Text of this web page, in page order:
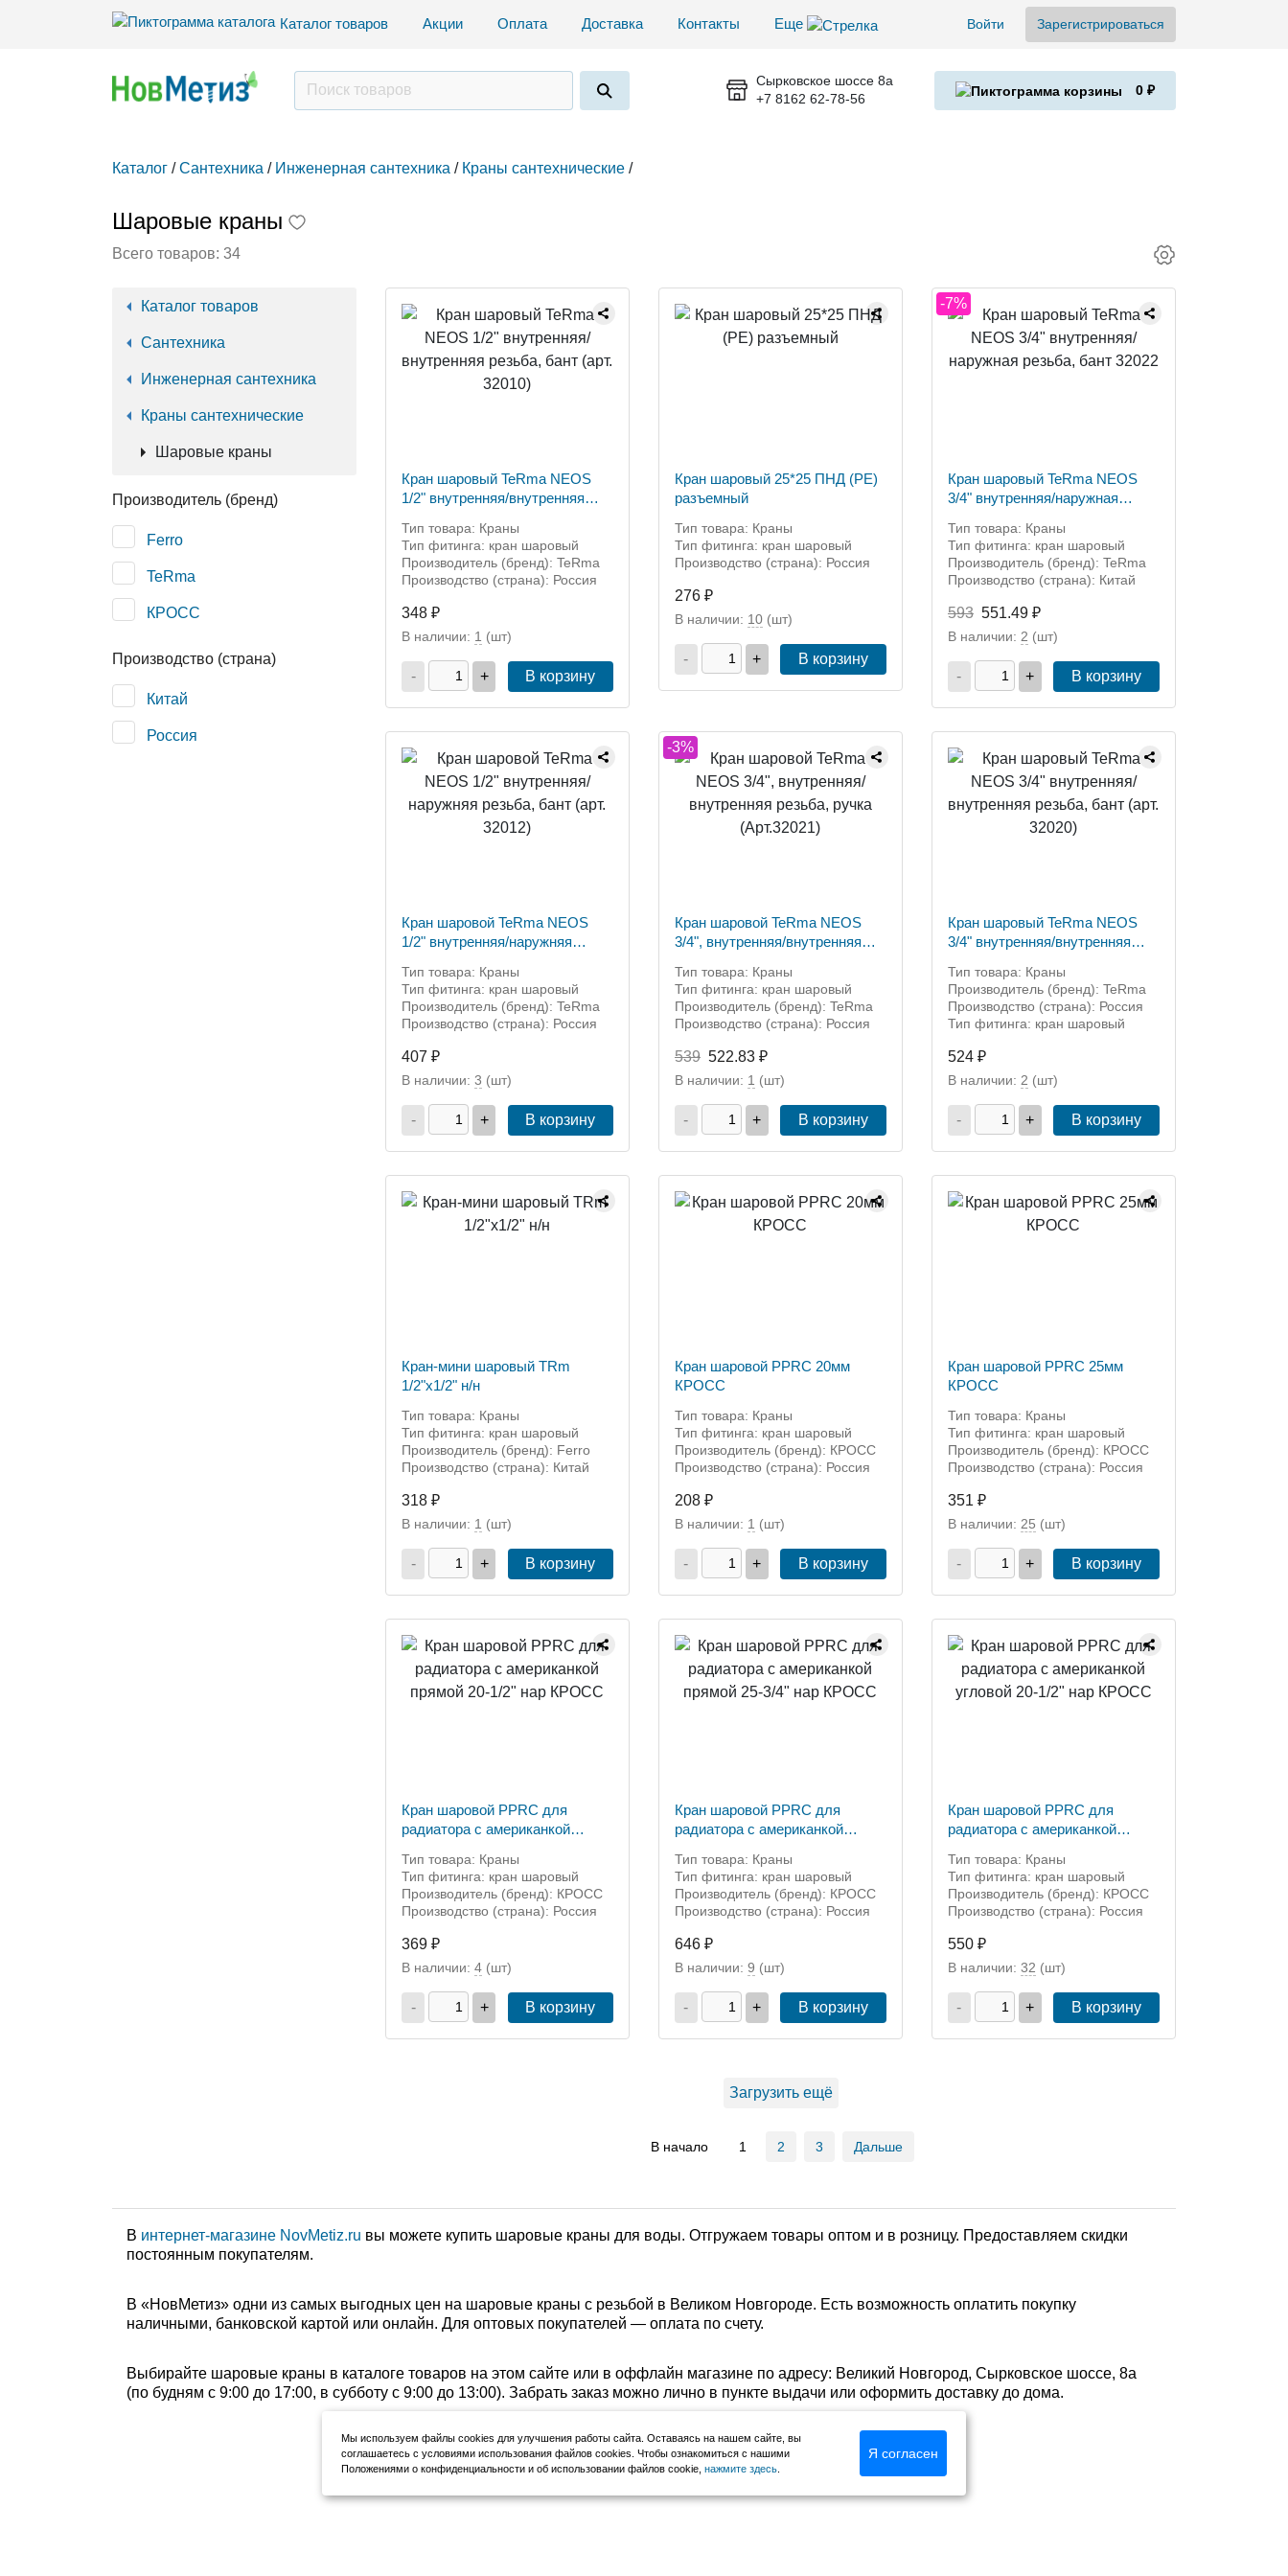
Каталог товаров Акции Оплата Доставка Контакты Еще Войти Зарегистрироваться
Сырковское шоссе 8а
+7 8162 62-78-56
0 ₽
Каталог / Сантехника / Инженерная сантехника / Краны сантехнические /
Шаровые краны
Всего товаров: 34
Каталог товаров
Сантехника
Инженерная сантехника
Краны сантехнические
Шаровые краны
Производитель (бренд)
Ferro
TeRma
КРОСС
Производство (страна)
Китай
Россия
Кран шаровый TeRma NEOS
1/2" внутренняя/внутренняя
Тип товара: Краны
Тип фитинга: кран шаровый
Производитель (бренд): TeRma
Производство (страна): Россия
348 ₽
В наличии: 1 (шт)
- + В корзину
Кран шаровый 25*25 ПНД (РЕ)
разъемный
Тип товара: Краны
Тип фитинга: кран шаровый
Производство (страна): Россия
276 ₽
В наличии: 10(шт)
- + В корзину
-7%
Кран шаровый TeRma NEOS
3/4" внутренняя/наружная
Тип товара: Краны
Тип фитинга: кран шаровый
Производитель (бренд): TeRma
Производство (страна): Китай
593 551.49 ₽
В наличии: 2 (шт)
- + В корзину
Кран шаровой TeRma NEOS
1/2" внутренняя/наружняя
Тип товара: Краны
Тип фитинга: кран шаровый
Производитель (бренд): TeRma
Производство (страна): Россия
407 ₽
В наличии: 3 (шт)
- + В корзину
-3%
Кран шаровой TeRma NEOS
3/4", внутренняя/внутренняя
Тип товара: Краны
Тип фитинга: кран шаровый
Производитель (бренд): TeRma
Производство (страна): Россия
539 522.83 ₽
В наличии: 1 (шт)
- + В корзину
Кран шаровый TeRma NEOS
3/4" внутренняя/внутренняя
Тип товара: Краны
Производитель (бренд): TeRma
Производство (страна): Россия
Тип фитинга: кран шаровый
524 ₽
В наличии: 2 (шт)
- + В корзину
Кран-мини шаровый TRm
1/2"х1/2" н/н
Тип товара: Краны
Тип фитинга: кран шаровый
Производитель (бренд): Ferro
Производство (страна): Китай
318 ₽
В наличии: 1 (шт)
- + В корзину
Кран шаровой PPRC 20мм
КРОСС
Тип товара: Краны
Тип фитинга: кран шаровый
Производитель (бренд): КРОСС
Производство (страна): Россия
208 ₽
В наличии: 1 (шт)
- + В корзину
Кран шаровой PPRC 25мм
КРОСС
Тип товара: Краны
Тип фитинга: кран шаровый
Производитель (бренд): КРОСС
Производство (страна): Россия
351 ₽
В наличии: 25 (шт)
- + В корзину
Кран шаровой PPRC для
радиатора с американкой
Тип товара: Краны
Тип фитинга: кран шаровый
Производитель (бренд): КРОСС
Производство (страна): Россия
369 ₽
В наличии: 4 (шт)
- + В корзину
Кран шаровой PPRC для
радиатора с американкой
Тип товара: Краны
Тип фитинга: кран шаровый
Производитель (бренд): КРОСС
Производство (страна): Россия
646 ₽
В наличии: 9 (шт)
- + В корзину
Кран шаровой PPRC для
радиатора с американкой
Тип товара: Краны
Тип фитинга: кран шаровый
Производитель (бренд): КРОСС
Производство (страна): Россия
550 ₽
В наличии: 32 (шт)
- + В корзину
Загрузить ещё
В начало 1 2 3 Дальше
В интернет-магазине NovMetiz.ru вы можете купить шаровые краны для воды. Отгружаем товары оптом и в розницу. Предоставляем скидки
постоянным покупателям.
В «НовМетиз» одни из самых выгодных цен на шаровые краны с резьбой в Великом Новгороде. Есть возможность оплатить покупку
наличными, банковской картой или онлайн. Для оптовых покупателей — оплата по счету.
Выбирайте шаровые краны в каталоге товаров на этом сайте или в оффлайн магазине по адресу: Великий Новгород, Сырковское шоссе, 8а
(по будням с 9:00 до 17:00, в субботу с 9:00 до 13:00). Забрать заказ можно лично в пункте выдачи или оформить доставку до дома.
Мы используем файлы cookies для улучшения работы сайта. Оставаясь на нашем сайте, вы
соглашаетесь с условиями использования файлов cookies. Чтобы ознакомиться с нашими
Положениями о конфиденциальности и об использовании файлов cookie, нажмите здесь
Я согласен